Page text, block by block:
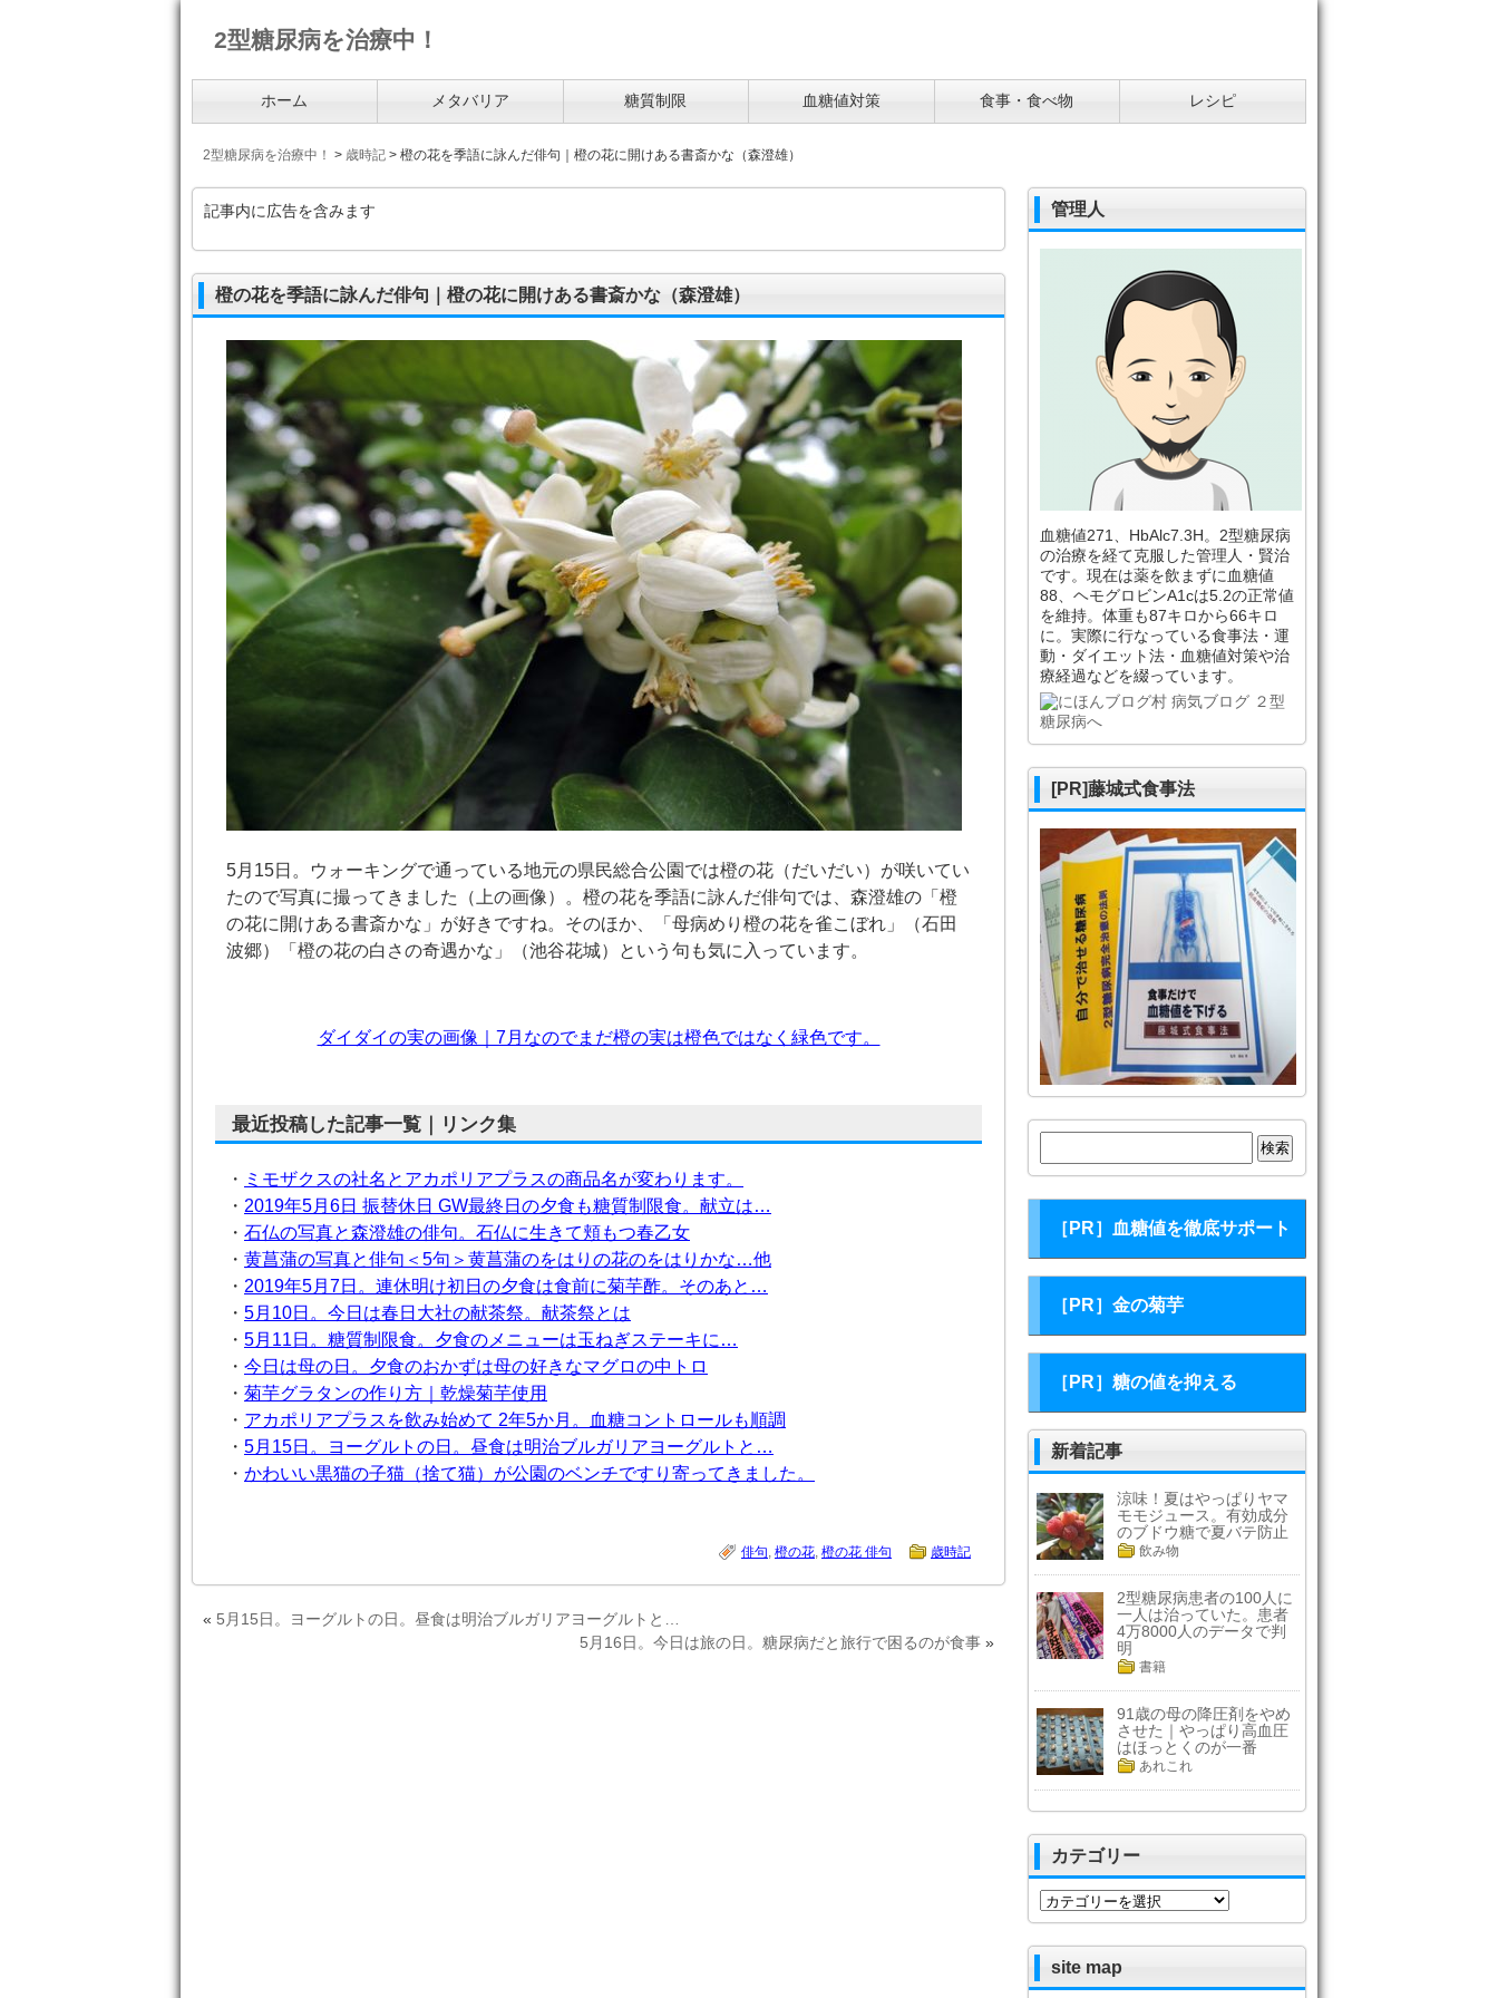
2型糖尿病を治療中！
ホーム メタバリア 糖質制限 血糖値対策 食事・食べ物 レシピ
2型糖尿病を治療中！ > 歳時記 > 橙の花を季語に詠んだ俳句｜橙の花に開けある書斎かな（森澄雄）
記事内に広告を含みます
橙の花を季語に詠んだ俳句｜橙の花に開けある書斎かな（森澄雄）
5月15日。ウォーキングで通っている地元の県民総合公園では橙の花（だいだい）が咲いてい
たので写真に撮ってきました（上の画像）。橙の花を季語に詠んだ俳句では、森澄雄の「橙
の花に開けある書斎かな」が好きですね。そのほか、「母病めり橙の花を雀こぼれ」（石田
波郷）「橙の花の白さの奇遇かな」（池谷花城）という句も気に入っています。
ダイダイの実の画像｜7月なのでまだ橙の実は橙色ではなく緑色です。
最近投稿した記事一覧｜リンク集
・ ミモザクスの社名とアカポリアプラスの商品名が変わります。
・ 2019年5月6日 振替休日 GW最終日の夕食も糖質制限食。献立は…
・ 石仏の写真と森澄雄の俳句。石仏に生きて頬もつ春乙女
・ 黄菖蒲の写真と俳句＜5句＞黄菖蒲のをはりの花のをはりかな…他
・ 2019年5月7日。連休明け初日の夕食は食前に菊芋酢。そのあと…
・ 5月10日。今日は春日大社の献茶祭。献茶祭とは
・ 5月11日。糖質制限食。夕食のメニューは玉ねぎステーキに…
・ 今日は母の日。夕食のおかずは母の好きなマグロの中トロ
・ 菊芋グラタンの作り方｜乾燥菊芋使用
・ アカポリアプラスを飲み始めて 2年5か月。血糖コントロールも順調
・ 5月15日。ヨーグルトの日。昼食は明治ブルガリアヨーグルトと…
・ かわいい黒猫の子猫（捨て猫）が公園のベンチですり寄ってきました。
俳句, 橙の花, 橙の花 俳句 歳時記
« 5月15日。ヨーグルトの日。昼食は明治ブルガリアヨーグルトと…
5月16日。今日は旅の日。糖尿病だと旅行で困るのが食事 »
管理人
血糖値271、HbAlc7.3H。2型糖尿病
の治療を経て克服した管理人・賢治
です。現在は薬を飲まずに血糖値
88、ヘモグロビンA1cは5.2の正常値
を維持。体重も87キロから66キロ
に。実際に行なっている食事法・運
動・ダイエット法・血糖値対策や治
療経過などを綴っています。
[PR]藤城式食事法
索:
［PR］血糖値を徹底サポート
［PR］金の菊芋
［PR］糖の値を抑える
新着記事
涼味！夏はやっぱりヤマ
モモジュース。有効成分
のブドウ糖で夏バテ防止
飲み物
2型糖尿病患者の100人に
一人は治っていた。患者
4万8000人のデータで判
明
書籍
91歳の母の降圧剤をやめ
させた｜やっぱり高血圧
はほっとくのが一番
あれこれ
カテゴリー
カ
リ
ー
site map